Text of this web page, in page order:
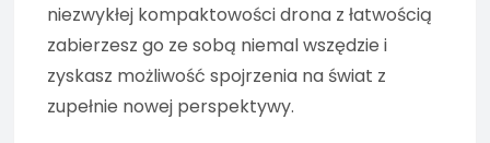
niezwykłej kompaktowości drona z łatwością
zabierzesz go ze sobą niemal wszędzie i
zyskasz możliwość spojrzenia na świat z
zupełnie nowej perspektywy.